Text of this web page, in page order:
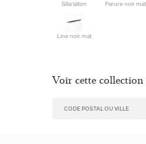
Silia laiton Parure noir mat
Line noir mat
Voir cette collection